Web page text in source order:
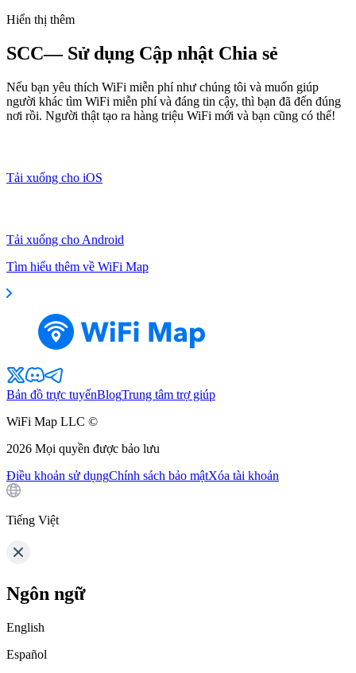
Hiển thị thêm
SCC— Sử dụng Cập nhật Chia sẻ
Nếu bạn yêu thích WiFi miễn phí như chúng tôi và muốn giúp
người khác tìm WiFi miễn phí và đáng tin cậy, thì bạn đã đến đúng
nơi rồi. Người thật tạo ra hàng triệu WiFi mới và bạn cũng có thể!
Tải xuống cho iOS
Tải xuống cho Android
Tìm hiểu thêm về WiFi Map
Bản đồ trực tuyếnBlogTrung tâm trợ giúp
WiFi Map LLC ©
2026 Mọi quyền được bảo lưu
Điều khoản sử dụngChính sách bảo mậtXóa tài khoản
Tiếng Việt
Ngôn ngữ
English
Español